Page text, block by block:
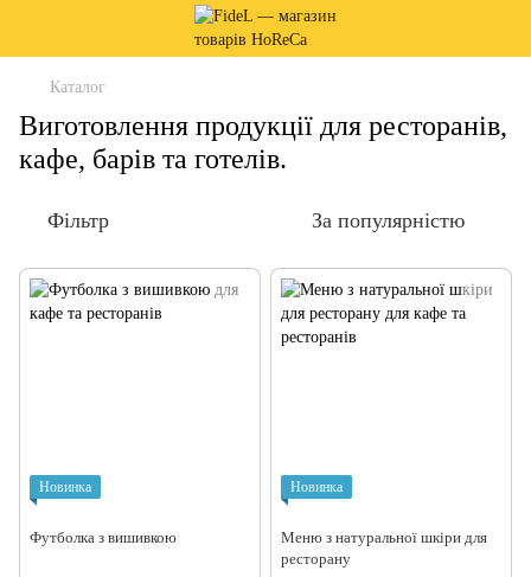
Каталог
Виготовлення продукції для ресторанів,
кафе, барів та готелів.
Фільтр За популярністю
Новинка
Футболка з вишивкою
Новинка
Меню з натуральної шкіри для
ресторану